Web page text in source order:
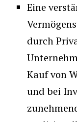
Eine
durch
Kauf von
und bei